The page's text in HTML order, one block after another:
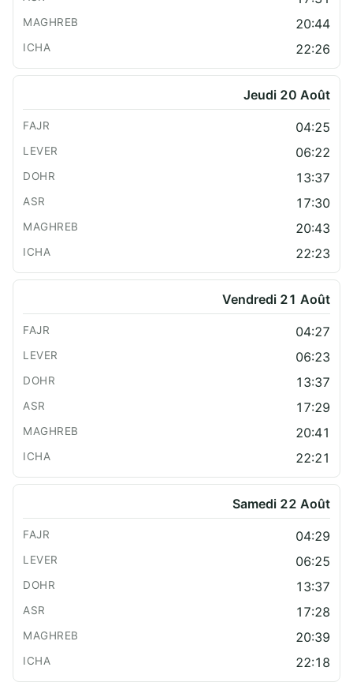
20:44
22:26
Jeudi 20 Août
04:25
06:22
13:37
17:30
20:43
22:23
Vendredi 21 Août
04:27
06:23
13:37
17:29
20:41
22:21
Samedi 22 Août
04:29
06:25
13:37
17:28
20:39
22:18